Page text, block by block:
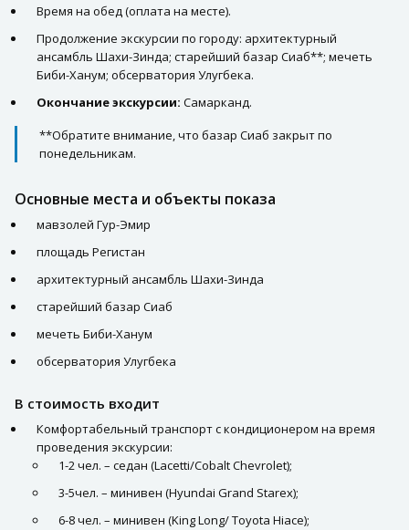
Время на обед (оплата на месте).
Продолжение экскурсии по городу: архитектурный
ансамбль Шахи-Зинда; старейший базар Сиаб**; мечеть
Биби-Ханум; обсерватория Улугбека.
Окончание экскурсии: Самарканд.
**Обратите внимание, что базар Сиаб закрыт по
понедельникам.
Основные места и объекты показа
мавзолей Гур-Эмир
площадь Регистан
архитектурный ансамбль Шахи-Зинда
старейший базар Сиаб
мечеть Биби-Ханум
обсерватория Улугбека
В стоимость входит
Комфортабельный транспорт с кондиционером на время
проведения экскурсии:
1-2 чел. – седан (Lacetti/Cobalt Chevrolet);
3-5чел. – минивен (Hyundai Grand Starex);
6-8 чел. – минивен (King Long/ Toyota Hiace);